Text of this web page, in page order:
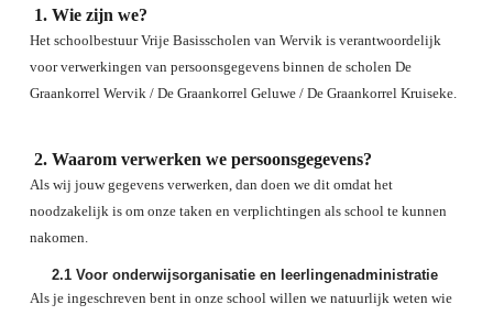
Wie zijn we?
Het schoolbestuur Vrije Basisscholen van Wervik is verantwoordelijk
voor verwerkingen van persoonsgegevens binnen de scholen De
Graankorrel Wervik / De Graankorrel Geluwe / De Graankorrel Kruiseke.
Waarom verwerken we persoonsgegevens?
Als wij jouw gegevens verwerken, dan doen we dit omdat het
noodzakelijk is om onze taken en verplichtingen als school te kunnen
nakomen.
2.1Voor onderwijsorganisatie en leerlingenadministratie
Als je ingeschreven bent in onze school willen we natuurlijk weten wie